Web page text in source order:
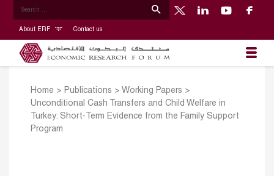
About ERF Contact us
Home > Publications > Working Papers >
Unconditional Cash Transfers and Child Welfare in
Turkey: Short-Term Evidence from the Family Support
Program